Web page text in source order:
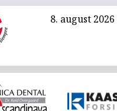
8. august 2026